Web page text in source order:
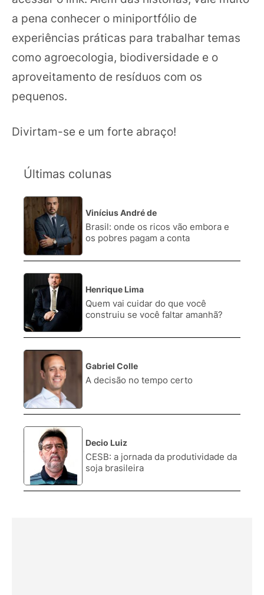
a pena conhecer o miniportfólio de
experiências práticas para trabalhar temas
como agroecologia, biodiversidade e o
aproveitamento de resíduos com os
pequenos.
Divirtam-se e um forte abraço!
Últimas colunas
Vinícius André de
Brasil: onde os ricos vão embora e
os pobres pagam a conta
2.
Henrique Lima
Quem vai cuidar do que você
construiu se você faltar amanhã?
Gabriel Colle
A decisão no tempo certo
Decio Luiz
CESB: a jornada da produtividade da
soja brasileira